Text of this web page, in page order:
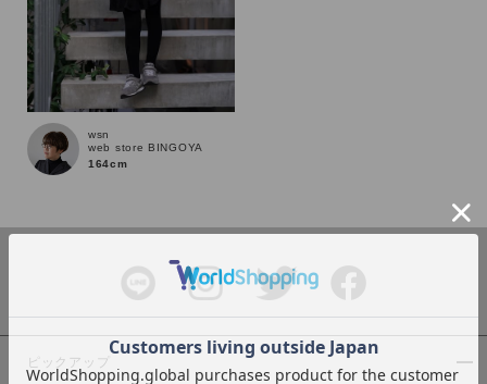
wsn
web store BINGOYA
164cm
ピックアップ